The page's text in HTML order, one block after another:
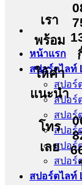
หน้าแรก
สปอร์ตไลท์
สปอร์
สปอร์
สปอร์
สปอร์
สปอร์
สปอร์
สปอร์ตไลท์
เรา
พร้อม
ให้คำ
แนะนำ
โทร
เลย